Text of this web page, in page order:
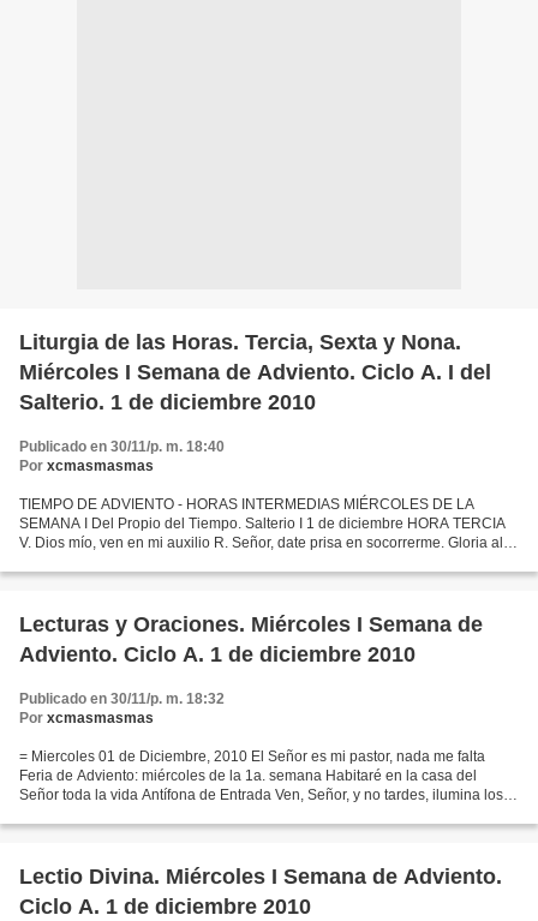
Liturgia de las Horas. Tercia, Sexta y Nona.
Miércoles I Semana de Adviento. Ciclo A. I del
Salterio. 1 de diciembre 2010
Publicado en 30/11/p. m. 18:40
Por xcmasmasmas
TIEMPO DE ADVIENTO - HORAS INTERMEDIAS MIÉRCOLES DE LA
SEMANA I Del Propio del Tiempo. Salterio I 1 de diciembre HORA TERCIA
V. Dios mío, ven en mi auxilio R. Señor, date prisa en socorrerme. Gloria al
Lecturas y Oraciones. Miércoles I Semana de
Adviento. Ciclo A. 1 de diciembre 2010
Publicado en 30/11/p. m. 18:32
Por xcmasmasmas
= Miercoles 01 de Diciembre, 2010 El Señor es mi pastor, nada me falta
Feria de Adviento: miércoles de la 1a. semana Habitaré en la casa del
Señor toda la vida Antífona de Entrada Ven, Señor, y no tardes, ilumina los
Lectio Divina. Miércoles I Semana de Adviento.
Ciclo A. 1 de diciembre 2010